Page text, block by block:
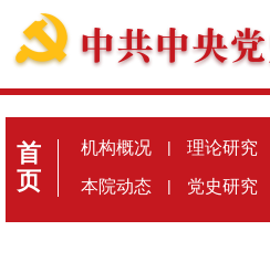
首
页
机构概况 | 理论研究
本院动态 | 党史研究